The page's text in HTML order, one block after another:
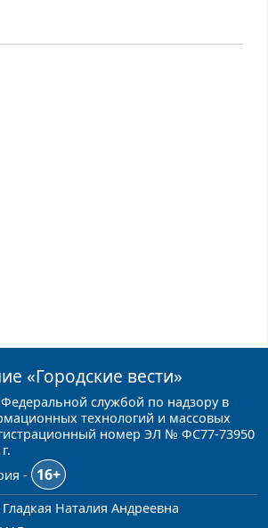
«Городские вести»
службой по надзору в
технологий и массовых
номер ЭЛ № ФС77-73950
-
16+
Наталия Андреевна